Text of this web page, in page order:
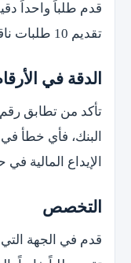
قدم طلباً واحداً
تقديم 10 طلبات ناقصة في جهات مختلفة.
الدقة في
تأكد من تطابق
البنك، فأي خطأ
الإيداع المالية
التخصص
قدم في الجهة